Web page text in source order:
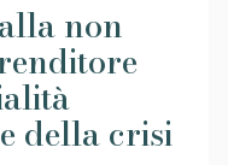
non
della crisi